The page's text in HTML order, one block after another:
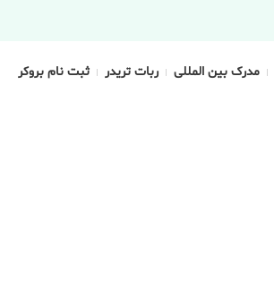
مدرک بین المللی ربات تریدر ثبت نام بروکر